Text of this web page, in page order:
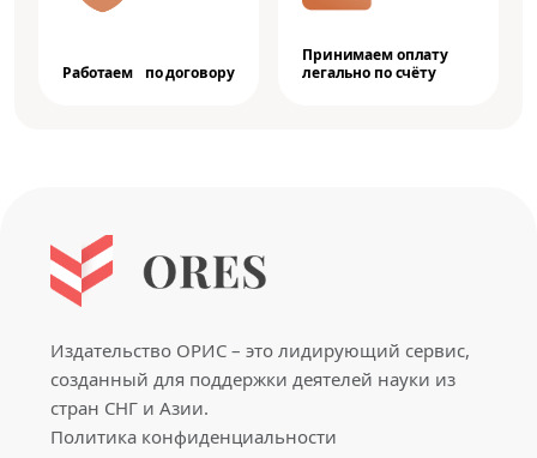
Работаем по договору
Принимаем оплату
легально по счёту
Издательство ОРИС – это лидирующий сервис,
созданный для поддержки деятелей науки из
стран СНГ и Азии.
Политика конфиденциальности